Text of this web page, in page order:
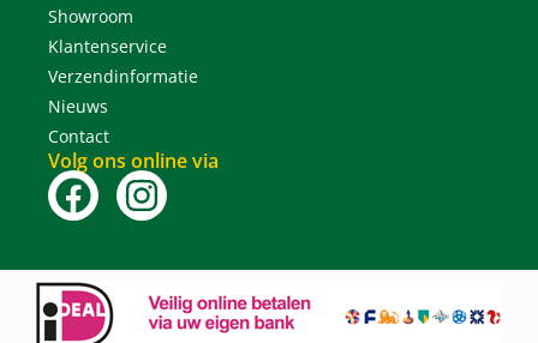
Showroom
Klantenservice
Verzendinformatie
Nieuws
Contact
Volg ons online via